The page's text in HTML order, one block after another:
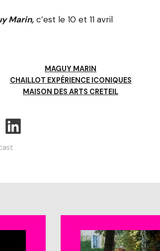
Marin, c’est le 10 et 11 avril
MAGUY MARIN
CHAILLOT EXPÉRIENCE ICONIQUES
MAISON DES ARTS CRETEIL